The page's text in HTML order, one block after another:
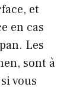
et
en cas
Les
sont à
vous